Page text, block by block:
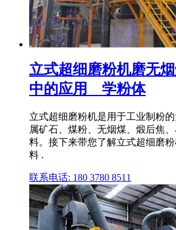
立式超细磨粉机磨无
中的应用 _ 学粉体
立式超细磨粉机是用于工业制粉
属矿石、煤粉、无烟煤、煅后焦
料。接下来带您了解立式超细磨
料 .
联系电话: 180 3780 8511